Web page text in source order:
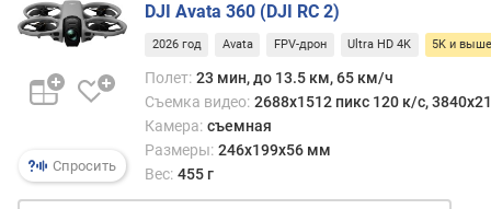
более
чем
п
о
п
о
л
я
Спросить
DJI Avata 360 (DJI RC 2)
2026 год Avata FPV-дрон Ultra HD 4K 5K и
Полет: 23 мин, до 13.5 км, 65 км/ч
Съемка видео: 2688x1512 пикс 120 к/с,
Камера: съемная
Размеры: 246х199х56 мм
Вес: 455 г